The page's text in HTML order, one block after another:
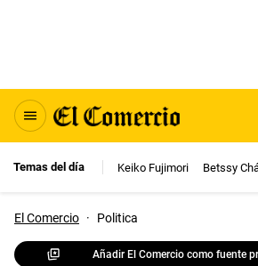
Temas del día Keiko Fujimori Betssy
El Comercio · Politica
Añadir El Comercio como fuente